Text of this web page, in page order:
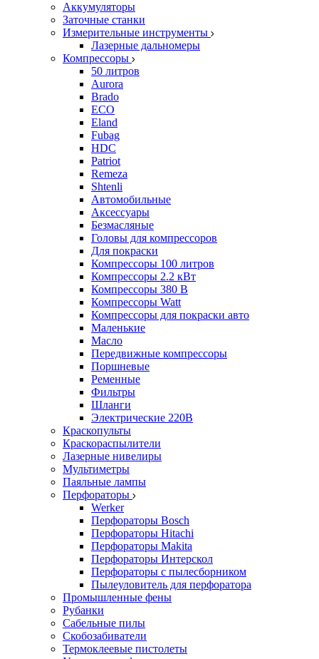
Аккумуляторы
Заточные станки
Измерительные инструменты
Лазерные дальномеры
Компрессоры
50 литров
Aurora
Brado
ECO
Eland
Fubag
HDC
Patriot
Remeza
Shtenli
Автомобильные
Аксессуары
Безмасляные
Головы для компрессоров
Для покраски
Компрессоры 100 литров
Компрессоры 2.2 кВт
Компрессоры 380 В
Компрессоры Watt
Компрессоры для покраски авто
Маленькие
Масло
Передвижные компрессоры
Поршневые
Ременные
Фильтры
Шланги
Электрические 220В
Краскопульты
Краскораспылители
Лазерные нивелиры
Мультиметры
Паяльные лампы
Перфораторы
Werker
Перфораторы Bosch
Перфораторы Hitachi
Перфораторы Makita
Перфораторы Интерскол
Перфораторы с пылесборником
Пылеуловитель для перфоратора
Промышленные фены
Рубанки
Сабельные пилы
Скобозабиватели
Термоклеевые пистолеты